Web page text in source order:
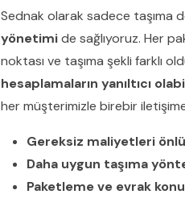
Sednak olarak sadece taşıma
yönetimide sağlıyoruz. Her
noktası ve taşıma şekli farklı
hesaplamaların yanıltıcı
her müşterimizle birebir
Gereksiz maliyetleri
Daha uygun taşıma
Paketleme ve evrak